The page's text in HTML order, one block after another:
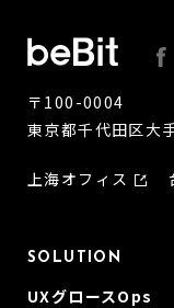
〒100-0004
東京都千代田区大
上海オフィス
SOLUTION
UXグロースOps